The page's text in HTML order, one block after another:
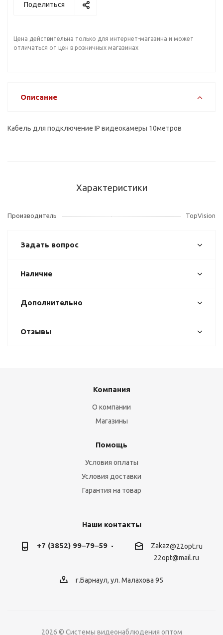
Поделиться
Цена действительна только для интернет-магазина и может
отличаться от цен в розничных магазинах
Описание
Кабель для подключение IP видеокамеры 10метров
Характеристики
Производитель TopVision
Задать вопрос
Наличие
Дополнительно
Отзывы
Компания
О компании
Магазины
Помощь
Условия оплаты
Условия доставки
Гарантия на товар
Наши контакты
+7 (3852) 99‒79‒59 Zakaz@22opt.ru
22opt@mail.ru
г.Барнаул, ул. Малахова 95
2026 © Системы видеонаблюдения оптом